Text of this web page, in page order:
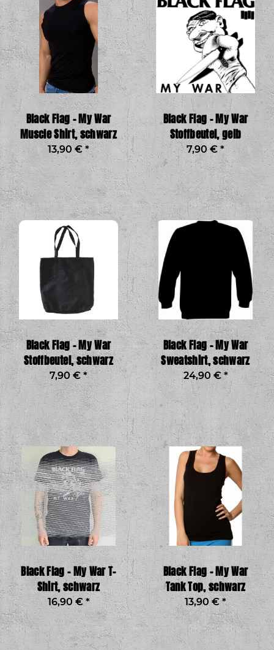
Black Flag – My War
Muscle Shirt, schwarz
13,90 €*
Black Flag – My War
Stoffbeutel, gelb
7,90 € *
Black Flag – My War
Stoffbeutel, schwarz
7,90 €*
Black Flag – My War
Sweatshirt, schwarz
24,90 €*
Black Flag – My War T-
Shirt, schwarz
16,90 € *
Black Flag – My War
Tank Top, schwarz
13,90 € *